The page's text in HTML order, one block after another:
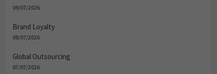
09/07/2026
Brand Loyalty
08/07/2026
Global Outsourcing
07/07/2026